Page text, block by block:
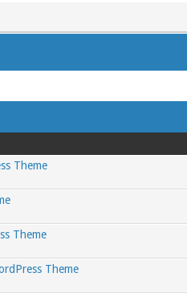
Theme
Theme
Theme